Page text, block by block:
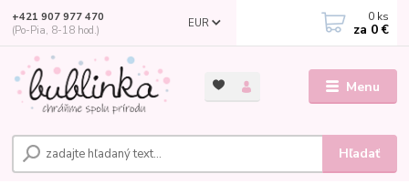
Menu
EUR
Hľadať
+421 907 977 470
(Po-Pia, 8-18 hod.)
0 ks
za 0 €